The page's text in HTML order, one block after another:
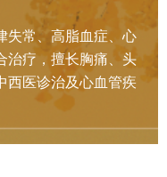
失常、高脂血症、心
治疗，擅长胸痛、头
西医诊治及心血管疾